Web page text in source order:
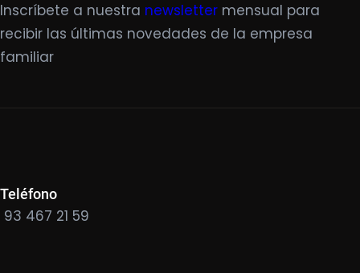
Inscríbete a nuestra newsletter mensual para
recibir las últimas novedades de la empresa
familiar
Teléfono
93 467 21 59